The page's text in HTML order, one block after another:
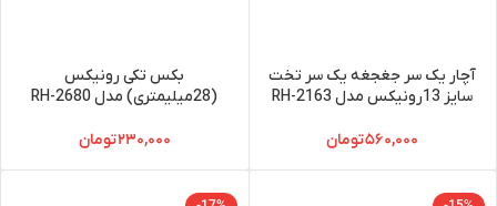
آچار یک سر جغجغه یک سر تخت
سایز 13رونیکس مدل RH-2163
۵۶۰,۰۰۰تومان
بکس تکی رونیکس
(28میلیمتری) مدل RH-2680
۲۳۰,۰۰۰تومان